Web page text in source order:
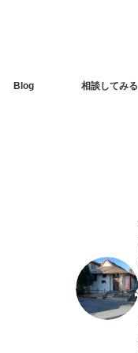
Blog 相談してみる